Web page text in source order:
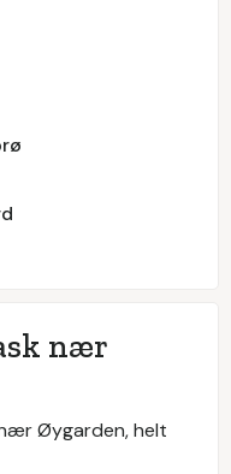
nær
Øygarden, helt